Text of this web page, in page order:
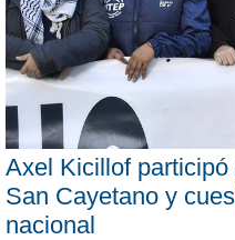
Axel Kicillof
San Cayetano y
nacional